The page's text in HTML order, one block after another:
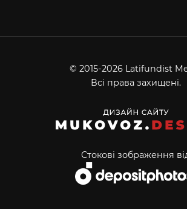
© 2015-2026 Latifundist
Всі права захищені.
Стокові зображення